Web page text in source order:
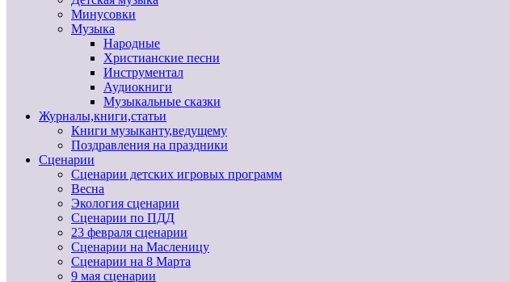
Минусовки
Музыка
Народные
Христианские песни
Инструментал
Аудиокниги
Музыкальные сказки
Журналы,книги,статьи
Книги музыканту,ведущему
Поздравления на праздники
Сценарии
Сценарии детских игровых программ
Весна
Экология сценарии
Сценарии по ПДД
23 февраля сценарии
Сценарии на Масленицу
Сценарии на 8 Марта
9 мая сценарии